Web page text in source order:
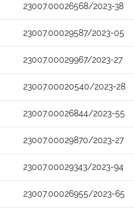
23007.00026568/2023-38
23007.00029587/2023-05
23007.00029967/2023-27
23007.00020540/2023-28
23007.00026844/2023-55
23007.00029870/2023-27
23007.00029343/2023-94
23007.00026955/2023-65